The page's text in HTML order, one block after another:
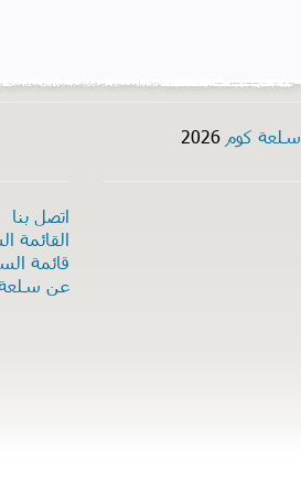
سلعة كوم 2026
اتصل بنا
القائمة
قائمة
عن